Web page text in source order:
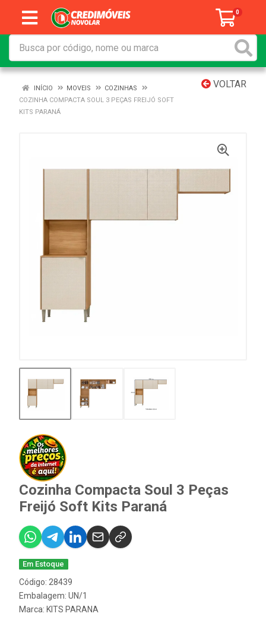
0
VOLTAR
INÍCIO MOVEIS
COZINHAS
COZINHA COMPACTA SOUL 3 PEÇAS FREIJÓ SOFT
KITS PARANÁ
Cozinha Compacta Soul 3 Peças
Freijó Soft Kits Paraná
Em Estoque
Código: 28439
Embalagem: UN/1
Marca: KITS PARANA